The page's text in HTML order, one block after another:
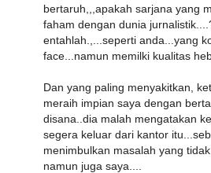
bertaruh,,,apakah sarjana yang
faham dengan dunia
entahlah.,...seperti anda...yang
face...namun memilki kualitas
Dan yang paling menyakitkan,
meraih impian saya dengan
disana..dia malah mengatakan
segera keluar dari kantor
menimbulkan masalah yang
namun juga saya....